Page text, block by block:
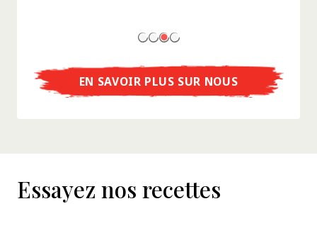
EN SAVOIR PLUS SUR NOUS
Essayez nos recettes